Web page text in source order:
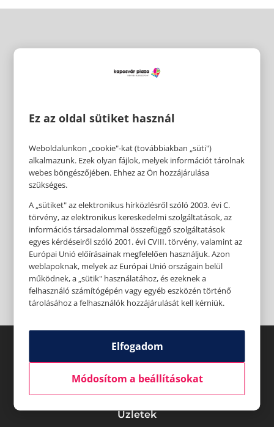
Üzletek
Ez az oldal sütiket használ
Weboldalunkon „cookie"-kat (továbbiakban „süti")
alkalmazunk. Ezek olyan fájlok, melyek információt tárolnak
webes böngészőjében. Ehhez az Ön hozzájárulása
szükséges.
A „sütiket" az elektronikus hírközlésről szóló 2003. évi C.
törvény, az elektronikus kereskedelmi szolgáltatások, az
információs társadalommal összefüggő szolgáltatások
egyes kérdéseiről szóló 2001. évi CVIII. törvény, valamint az
Európai Unió előírásainak megfelelően használjuk. Azon
weblapoknak, melyek az Európai Unió országain belül
működnek, a „sütik" használatához, és ezeknek a
felhasználó számítógépén vagy egyéb eszközén történő
tárolásához a felhasználók hozzájárulását kell kérniük.
Elfogadom
Módosítom a beállításokat